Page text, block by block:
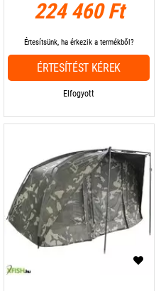
224 460 Ft
Elfogyott
Értesítsünk, ha érkezik a termékből?
ÉRTESÍTÉST KÉREK